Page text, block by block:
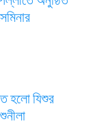
হলো যিশুর